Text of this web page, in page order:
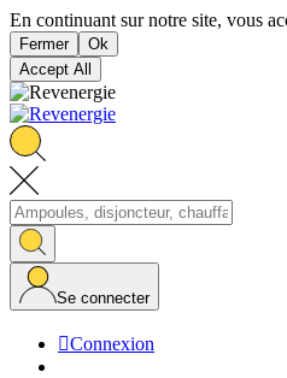
En continuant sur notre site, vous
Fermer
Ok
Accept All
Se connecter
Connexion